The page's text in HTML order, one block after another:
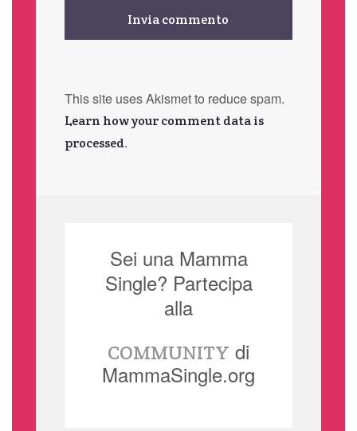
This site uses Akismet to reduce spam.
Learn how your comment data is
processed.
Sei una Mamma
Single? Partecipa
alla
COMMUNITY di
MammaSingle.org